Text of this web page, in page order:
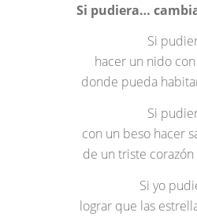
Si pudiera…
Si
hacer un nido
donde pueda
Si
con un beso hacer
de un triste
Si yo
lograr que las